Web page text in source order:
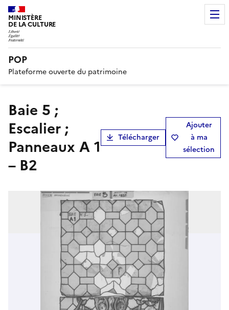
MINISTÈRE
DE LA CULTURE
POP
Plateforme ouverte du patrimoine
Baie 5 ;
Escalier ;
Panneaux A 1
– B2
Télécharger
Ajouter
à ma
sélection